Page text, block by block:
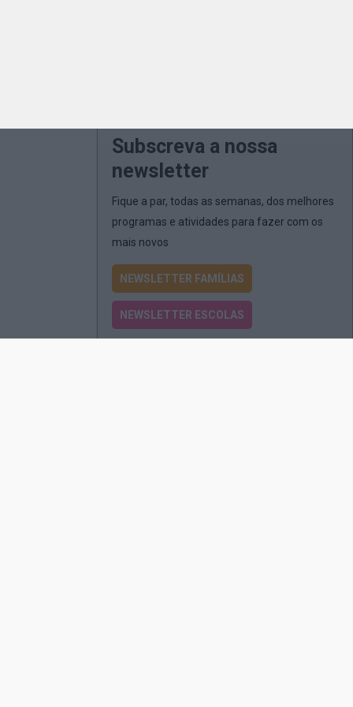
Subscreva a nossa
newsletter
Fique a par, todas as semanas, dos melhores
programas e atividades para fazer com os
mais novos
NEWSLETTER FAMÍLIAS
NEWSLETTER ESCOLAS